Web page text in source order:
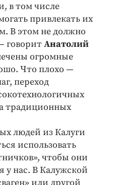
в том числе
привлекать их
В этом не должно
говорит Анатолий
огромные
Что плохо —
переход
традиционных
людей из Калуги
использовать
чтобы они
у нас. В Калужской